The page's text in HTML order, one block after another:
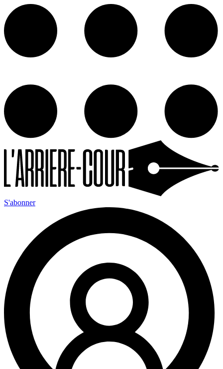
S'abonner